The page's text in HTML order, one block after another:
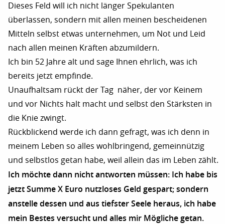
Dieses Feld will ich nicht länger Spekulanten
überlassen, sondern mit allen meinen bescheidenen
Mitteln selbst etwas unternehmen, um Not und Leid
nach allen meinen Kräften abzumildern.
Ich bin 52 Jahre alt und sage Ihnen ehrlich, was ich
bereits jetzt empfinde.
Unaufhaltsam rückt der Tag näher, der vor Keinem
und vor Nichts halt macht und selbst den Stärksten in
die Knie zwingt.
Rückblickend werde ich dann gefragt, was ich denn in
meinem Leben so alles wohlbringend, gemeinnützig
und selbstlos getan habe, weil allein das im Leben zählt.
Ich möchte dann nicht antworten müssen: Ich habe bis
jetzt Summe X Euro nutzloses Geld gespart; sondern
anstelle dessen und aus tiefster Seele heraus, ich habe
mein Bestes versucht und alles mir Mögliche getan.